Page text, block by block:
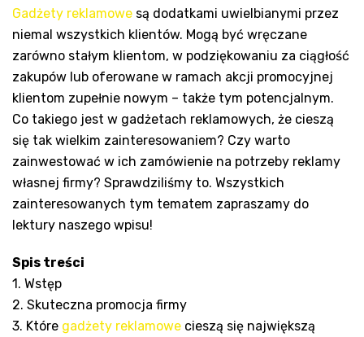
Gadżety reklamowe są dodatkami uwielbianymi przez
niemal wszystkich klientów. Mogą być wręczane
zarówno stałym klientom, w podziękowaniu za ciągłość
zakupów lub oferowane w ramach akcji promocyjnej
klientom zupełnie nowym – także tym potencjalnym.
Co takiego jest w gadżetach reklamowych, że cieszą
się tak wielkim zainteresowaniem? Czy warto
zainwestować w ich zamówienie na potrzeby reklamy
własnej firmy? Sprawdziliśmy to. Wszystkich
zainteresowanych tym tematem zapraszamy do
lektury naszego wpisu!
Spis treści
1. Wstęp
2. Skuteczna promocja firmy
3. Które gadżety reklamowe cieszą się największą